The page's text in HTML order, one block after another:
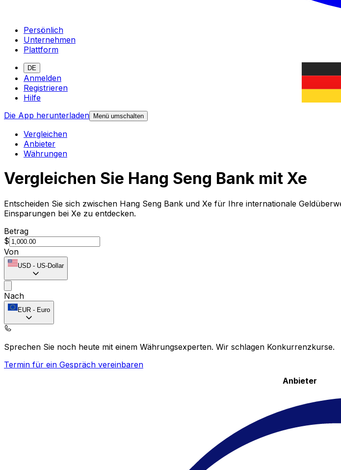
Persönlich
Unternehmen
Plattform
DE
Anmelden
Registrieren
Hilfe
Die App herunterladen Menü umschalten
Vergleichen
Anbieter
Währungen
Vergleichen Sie Hang Seng Bank mit Xe
Entscheiden Sie sich zwischen Hang Seng Bank und Xe für Ihre internationale
Einsparungen bei Xe zu entdecken.
Betrag
$
Von
USD - US-Dollar
Nach
EUR - Euro
Sprechen Sie noch heute mit einem Währungsexperten. Wir schlagen Konkurrenzkurse.
Termin für ein Gespräch vereinbaren
Anbieter